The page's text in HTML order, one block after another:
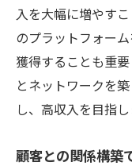
入を大幅に増やす
のプラットフォー
獲得することも重
とネットワークを
し、高収入を目指し
顧客との関係構築